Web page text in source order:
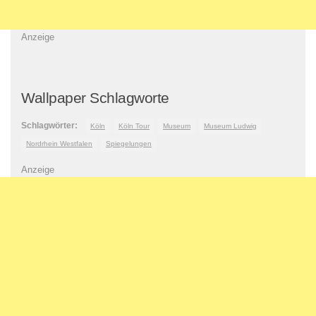
Anzeige
Wallpaper Schlagworte
Schlagwörter: Köln Köln Tour Museum Museum Ludwig
Nordrhein Westfalen Spiegelungen
Anzeige